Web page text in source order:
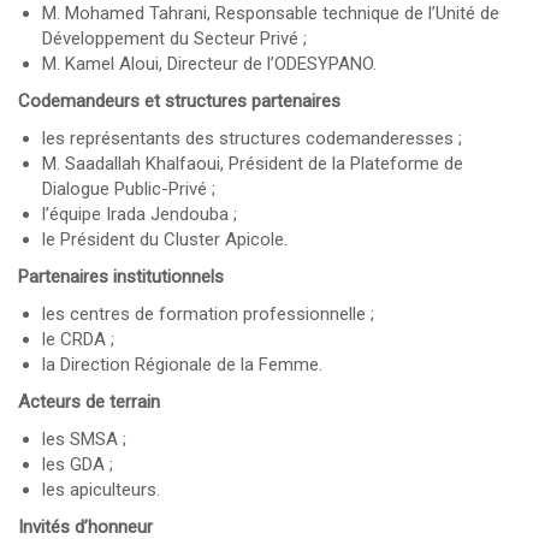
M. Mohamed Tahrani, Responsable technique de l’Unité de
Développement du Secteur Privé ;
M. Kamel Aloui, Directeur de l’ODESYPANO.
Codemandeurs et structures partenaires
les représentants des structures codemanderesses ;
M. Saadallah Khalfaoui, Président de la Plateforme de
Dialogue Public-Privé ;
l’équipe Irada Jendouba ;
le Président du Cluster Apicole.
Partenaires institutionnels
les centres de formation professionnelle ;
le CRDA ;
la Direction Régionale de la Femme.
Acteurs de terrain
les SMSA ;
les GDA ;
les apiculteurs.
Invités d’honneur